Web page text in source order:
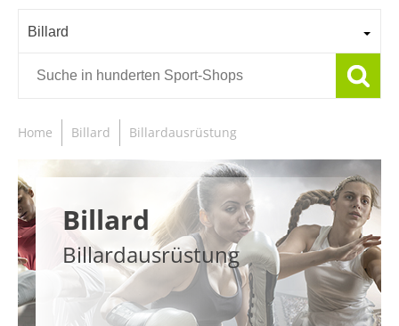
Billard
Home Billard Billardausrüstung
Billard
Billardausrüstung